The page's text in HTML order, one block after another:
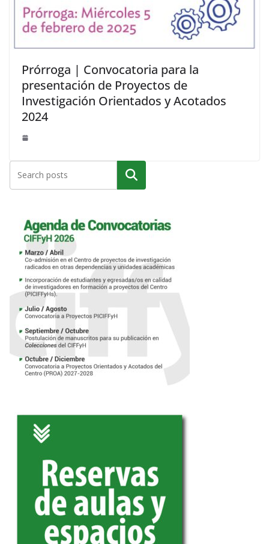
Prórroga | Convocatoria para la
presentación de Proyectos de
Investigación Orientados y Acotados
2024
Buscar